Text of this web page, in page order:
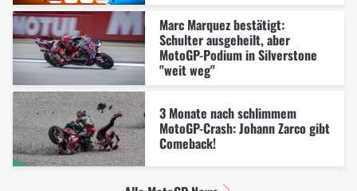
Marc Marquez bestätigt:
Schulter ausgeheilt, aber
MotoGP-Podium in Silverstone
"weit weg"
3 Monate nach schlimmem
MotoGP-Crash: Johann Zarco gibt
Comeback!